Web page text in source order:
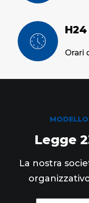
Orari
Legge
La nostra